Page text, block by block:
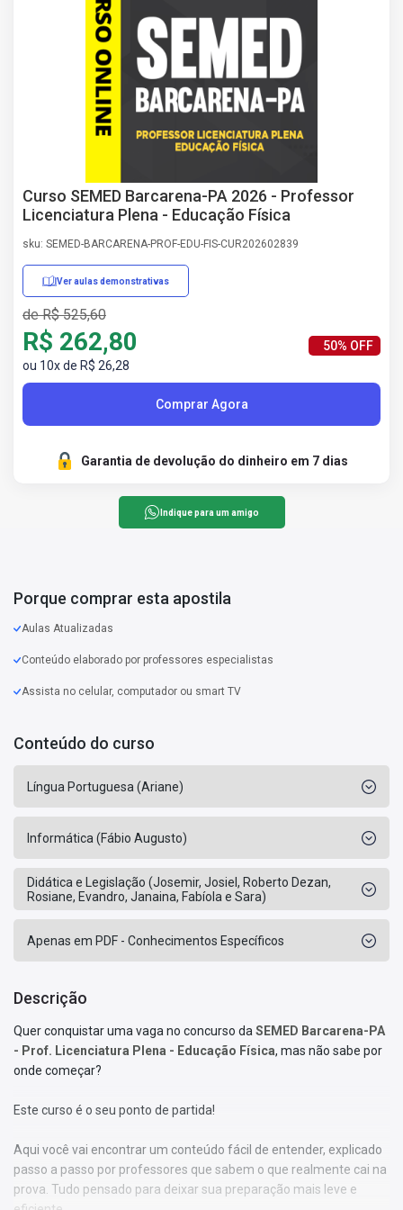
Curso SEMED Barcarena-PA 2026 - Professor
Licenciatura Plena - Educação Física
sku: SEMED-BARCARENA-PROF-EDU-FIS-CUR202602839
Ver aulas demonstrativas
de R$ 525,60
R$ 262,80
ou 10x de R$ 26,28
50% OFF
Comprar Agora
Garantia de devolução do dinheiro em 7 dias
Indique para um amigo
Porque comprar esta apostila
Aulas Atualizadas
Conteúdo elaborado por professores especialistas
Assista no celular, computador ou smart TV
Conteúdo do curso
Língua Portuguesa (Ariane)
Informática (Fábio Augusto)
Didática e Legislação (Josemir, Josiel, Roberto Dezan,
Rosiane, Evandro, Janaina, Fabíola e Sara)
Apenas em PDF - Conhecimentos Específicos
Descrição
Quer conquistar uma vaga no concurso da SEMED Barcarena-PA
- Prof. Licenciatura Plena - Educação Física, mas não sabe por
onde começar?
Este curso é o seu ponto de partida!
Aqui você vai encontrar um conteúdo fácil de entender, explicado
passo a passo por professores que sabem o que realmente cai na
prova. Tudo pensado para deixar sua preparação mais leve e